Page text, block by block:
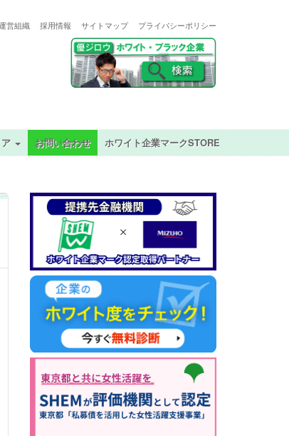
営組織 採用情報 サイトマップ プライバシーポリシー
ア お問い合わせ ホワイト企業マークSTORE